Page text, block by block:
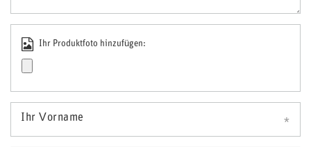
Ihr Produktfoto hinzufügen:
Ihr Vorname